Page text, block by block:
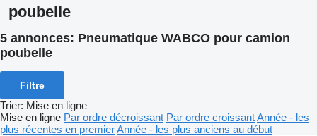
poubelle
5 annonces: Pneumatique WABCO pour camion
poubelle
Filtre
Trier: Mise en ligne
Mise en ligne Par ordre décroissant Par ordre croissantAnnée - les
plus récentes en premierAnnée - les plus anciens au début